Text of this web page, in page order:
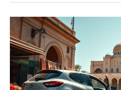
Aéroport
|
Location
Voiture
Casablanca